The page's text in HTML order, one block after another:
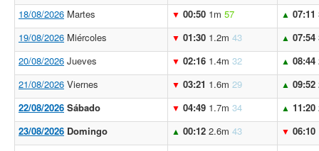
18/08/2026 Martes ▼ 00:50 1m 57 ▲ 07:11
19/08/2026 Miércoles ▼ 01:30 1.2m 43 ▲ 07:54
20/08/2026 Jueves ▼ 02:16 1.4m 32 ▲ 08:44
21/08/2026 Viernes ▼ 03:21 1.6m 29 ▲ 09:52
22/08/2026 Sábado ▼ 04:49 1.7m 34 ▲ 11:20
23/08/2026 Domingo ▲ 00:12 2.6m 43 ▼ 06:10